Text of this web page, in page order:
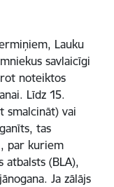
Lauku
savlaicīgi
noteiktos
Līdz 15.
smalcināt) vai
tas
par kuriem
atbalsts (BLA),
Ja zālājs